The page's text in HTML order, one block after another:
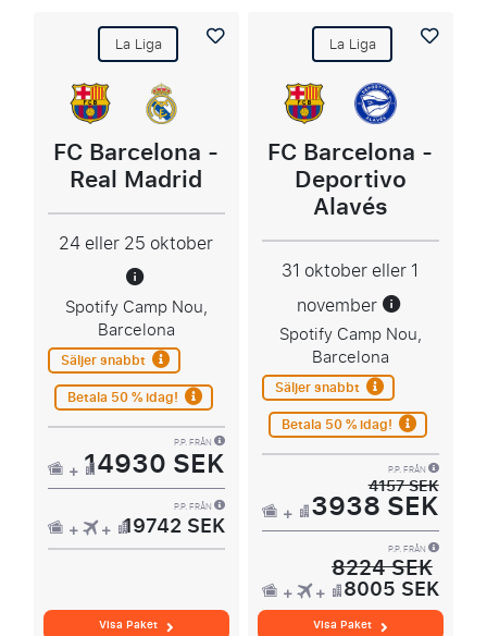
La Liga
FC Barcelona -
Real Madrid
24 eller 25 oktober
Spotify Camp Nou,
Barcelona
Säljer snabbt
Betala 50 % idag!
P.P. FRÅN
14930 SEK
P.P. FRÅN
19742 SEK
Visa Paket
La Liga
FC Barcelona -
Deportivo
Alavés
31 oktober eller 1
november
Spotify Camp Nou,
Barcelona
Säljer snabbt
Betala 50 % idag!
P.P. FRÅN
4157 SEK
3938 SEK
P.P. FRÅN
8224 SEK
8005 SEK
Visa Paket